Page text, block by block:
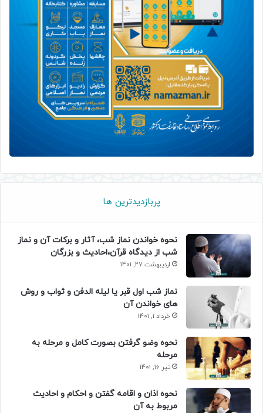
پربازدیدترین ها
نحوه خواندن نماز شب، آثار و برکات آن و نماز
شب از دیدگاه قرآن،احادیث و بزرگان
اردیبهشت 27, 1401
نماز شب اول قبر یا لیله الدفن و ثواب و روش
های خواندن آن
خرداد 1, 1401
نحوه وضو گرفتن بصورت کامل و مرحله به
مرحله
تیر 16, 1401
نحوه اذان و اقامه گفتن و احکام و احادیث
مربوط به آن